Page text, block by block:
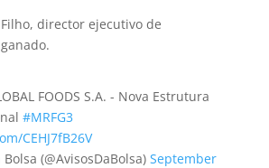
director ejecutivo de
FOODS S.A. - Nova Estrutura
#MRFG3
CEHJ7fB26V
(@AvisosDaBolsa) September